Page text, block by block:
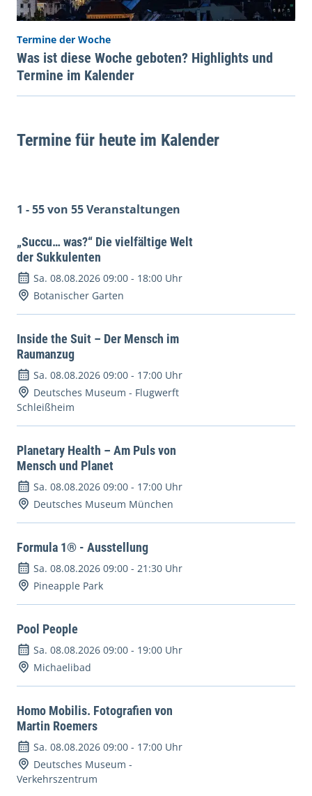
Termine der Woche
Was ist diese Woche geboten? Highlights und
Termine im Kalender
Termine für heute im Kalender
1 - 55 von 55 Veranstaltungen
„Succu… was?“ Die vielfältige Welt
der Sukkulenten
Sa. 08.08.2026 09:00 - 18:00 Uhr
Botanischer Garten
Inside the Suit – Der Mensch im
Raumanzug
Sa. 08.08.2026 09:00 - 17:00 Uhr
Deutsches Museum - Flugwerft
Schleißheim
Planetary Health – Am Puls von
Mensch und Planet
Sa. 08.08.2026 09:00 - 17:00 Uhr
Deutsches Museum München
Formula 1® - Ausstellung
Sa. 08.08.2026 09:00 - 21:30 Uhr
Pineapple Park
Pool People
Sa. 08.08.2026 09:00 - 19:00 Uhr
Michaelibad
Homo Mobilis. Fotografien von
Martin Roemers
Sa. 08.08.2026 09:00 - 17:00 Uhr
Deutsches Museum -
Verkehrszentrum